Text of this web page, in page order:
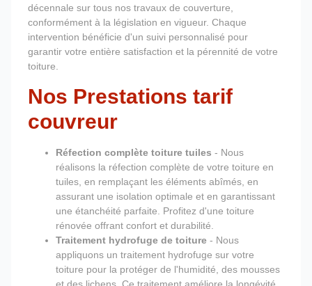
décennale sur tous nos travaux de couverture,
conformément à la législation en vigueur. Chaque
intervention bénéficie d'un suivi personnalisé pour
garantir votre entière satisfaction et la pérennité de votre
toiture.
Nos Prestations tarif
couvreur
Réfection complète toiture tuiles - Nous
réalisons la réfection complète de votre toiture en
tuiles, en remplaçant les éléments abîmés, en
assurant une isolation optimale et en garantissant
une étanchéité parfaite. Profitez d'une toiture
rénovée offrant confort et durabilité.
Traitement hydrofuge de toiture - Nous
appliquons un traitement hydrofuge sur votre
toiture pour la protéger de l'humidité, des mousses